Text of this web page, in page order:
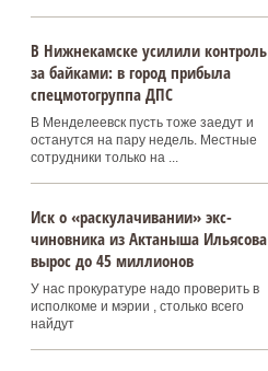
В Нижнекамске усилили контроль
за байками: в город прибыла
спецмотогруппа ДПС
В Менделеевск пусть тоже заедут и
останутся на пару недель. Местные
сотрудники только на ...
Иск о «раскулачивании» экс-
чиновника из Актаныша Ильясова
вырос до 45 миллионов
У нас прокуратуре надо проверить в
исполкоме и мэрии , столько всего
найдут